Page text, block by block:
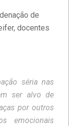
de
docentes
séria nas
ser alvo de
por outros
emocionais
IBPTECH
à